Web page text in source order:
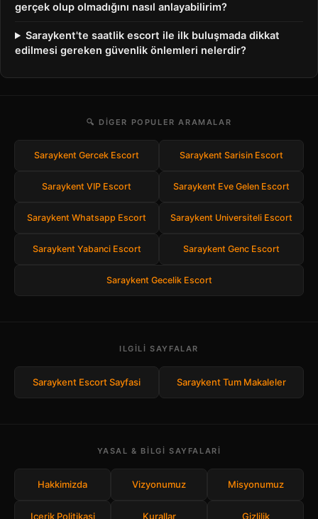
gerçek olup olmadığını nasıl anlayabilirim?
Saraykent'te saatlik escort ile ilk buluşmada dikkat
edilmesi gereken güvenlik önlemleri nelerdir?
🔍 DIGER POPULER ARAMALAR
Saraykent Gercek Escort Saraykent Sarisin Escort
Saraykent VIP Escort Saraykent Eve Gelen Escort
Saraykent Whatsapp Escort Saraykent Universiteli Escort
Saraykent Yabanci Escort Saraykent Genc Escort
Saraykent Gecelik Escort
ILGILI SAYFALAR
Saraykent Escort Sayfasi Saraykent Tum Makaleler
YASAL & BILGI SAYFALARI
Hakkimizda Vizyonumuz Misyonumuz
Icerik Politikasi Kurallar Gizlilik